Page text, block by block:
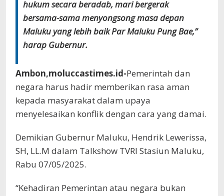
hukum secara beradab, mari bergerak
bersama-sama menyongsong masa depan
Maluku yang lebih baik Par Maluku Pung Bae,”
harap Gubernur.
Ambon,moluccastimes.id-Pemerintah dan
negara harus hadir memberikan rasa aman
kepada masyarakat dalam upaya
menyelesaikan konflik dengan cara yang damai.
Demikian Gubernur Maluku, Hendrik Lewerissa,
SH, LL.M dalam Talkshow TVRI Stasiun Maluku,
Rabu 07/05/2025.
“Kehadiran Pemerintan atau negara bukan